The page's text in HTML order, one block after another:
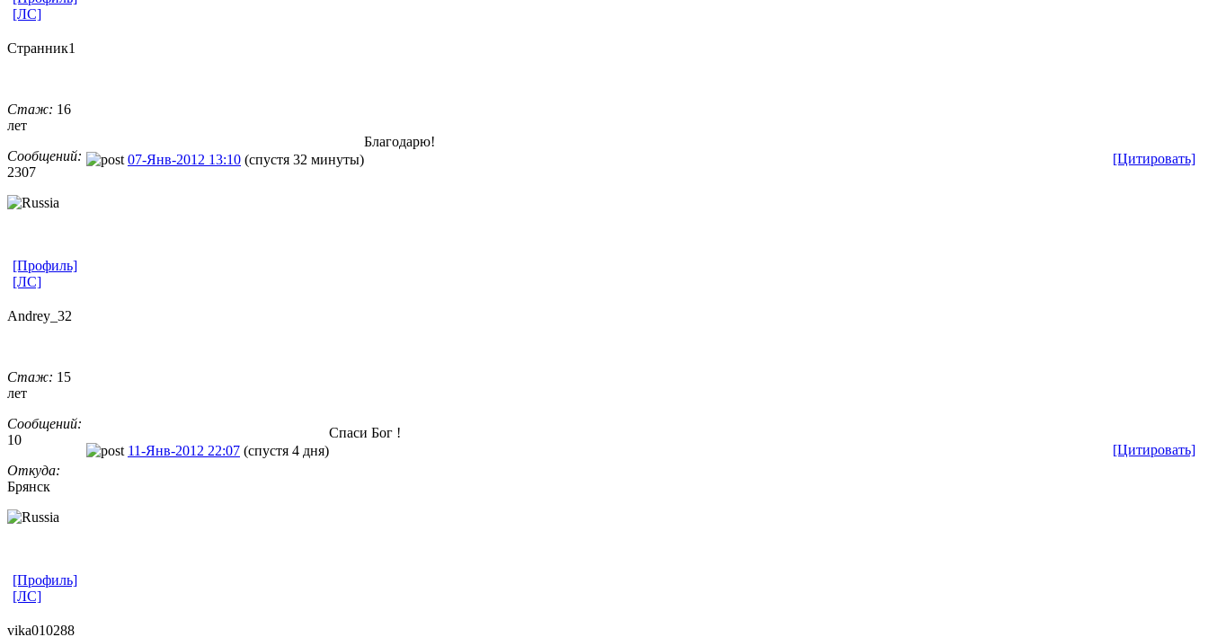
[ЛС]
Странник1
Стаж: 16
лет
Сообщений:
2307
07-Янв-2012 13:10 (спустя 32 минуты) [Цитировать]
Благодарю!
[Профиль]
[ЛС]
Andrey_32
Стаж: 15
лет
Сообщений:
10
Откуда:
Брянск
11-Янв-2012 22:07 (спустя 4 дня) [Цитировать]
Cпаси Бог !
[Профиль]
[ЛС]
vika010288